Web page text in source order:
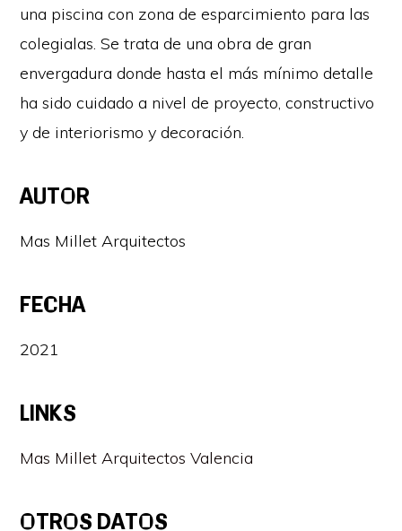
una piscina con zona de esparcimiento para las
colegialas. Se trata de una obra de gran
envergadura donde hasta el más mínimo detalle
ha sido cuidado a nivel de proyecto, constructivo
y de interiorismo y decoración.
AUTOR
Mas Millet Arquitectos
FECHA
2021
LINKS
Mas Millet Arquitectos Valencia
OTROS DATOS